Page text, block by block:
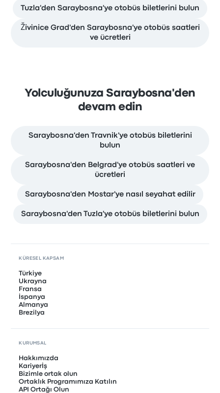
Tuzla'den Saraybosna'ye otobüs biletlerini bulun
Živinice Grad'den Saraybosna'ye otobüs saatleri
ve ücretleri
Yolculuğunuza Saraybosna'den
devam edin
Saraybosna'den Travnik'ye otobüs biletlerini
bulun
Saraybosna'den Belgrad'ye otobüs saatleri ve
ücretleri
Saraybosna'den Mostar'ye nasıl seyahat edilir
Saraybosna'den Tuzla'ye otobüs biletlerini bulun
KÜRESEL KAPSAM
Türkiye
Ukrayna
Fransa
İspanya
Almanya
Brezilya
KURUMSAL
Hakkımızda
Kariyerİş
Bizimle ortak olun
Ortaklık Programımıza Katılın
API Ortağı Olun